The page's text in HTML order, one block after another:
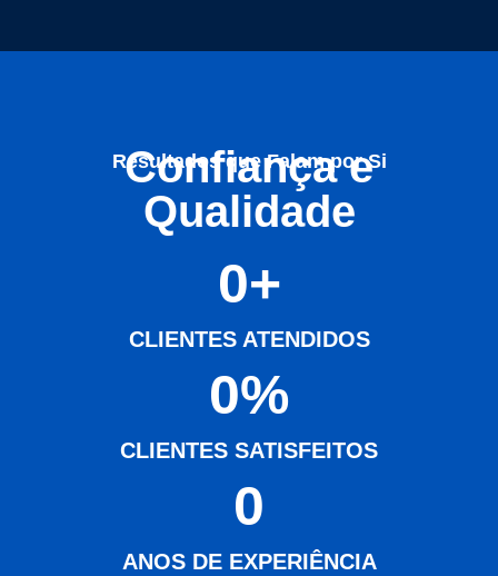
Resultados que Falam por Si
Confiança e
Qualidade
CLIENTES ATENDIDOS
0+
CLIENTES SATISFEITOS
0%
ANOS DE EXPERIÊNCIA
0